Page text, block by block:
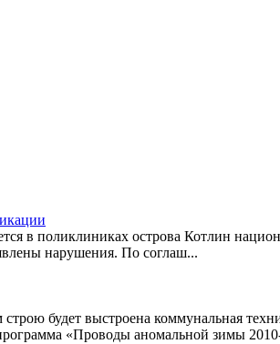
в поликлиниках острова Котлин
нарушения. По соглаш...
будет выстроена коммунальная
«Проводы аномальной зимы 2010-